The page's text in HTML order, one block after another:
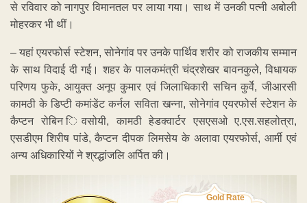
से रविवार को नागपुर विमानतल पर लाया गया। साथ में उनकी पत्नी अबोली
मोहरकर भी थीं।
– यहां एयरफोर्स स्टेशन, सोनेगांव पर उनके पार्थिव शरीर को राजकीय सम्मान
के साथ विदाई दी गई। शहर के पालकमंत्री चंद्रशेखर बावनकुले, विधायक
परिणय फुके, आयुक्त अनूप कुमार एवं जिलाधिकारी सचिन कुर्वे, जीआरसी
कामठी के डिप्टी कमांडेंट कर्नल सविता खन्ना, सोनेगांव एयरफोर्स स्टेशन के
कैप्टन रोबिन िवसोयी, कामठी हेडक्वार्टर एसएसओ ए.एस.सहलोत्रा,
एसडीएम शिरीष पांडे, कैप्टन दीपक लिमसेय के अलावा एयरफोर्स, आर्मी एवं
अन्य अधिकारियों ने श्रद्धांजलि अर्पित की।
Gold Rate